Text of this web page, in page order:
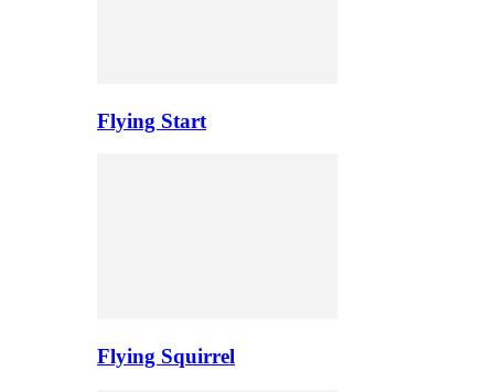
Flying Start
Flying Squirrel